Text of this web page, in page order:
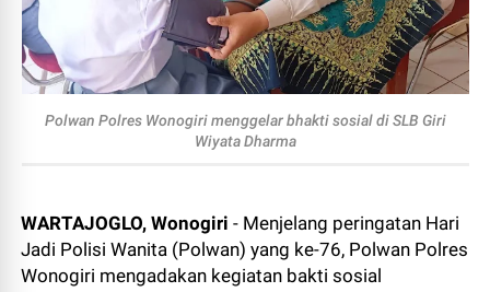
Polwan Polres Wonogiri menggelar bhakti sosial di SLB Giri
Wiyata Dharma
WARTAJOGLO, Wonogiri - Menjelang peringatan Hari
Jadi Polisi Wanita (Polwan) yang ke-76, Polwan Polres
Wonogiri mengadakan kegiatan bakti sosial